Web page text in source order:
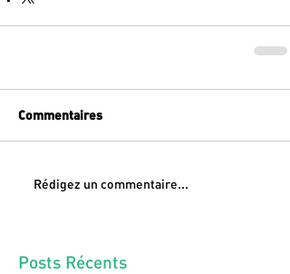
Commentaires
Rédigez un commentaire...
Posts Récents